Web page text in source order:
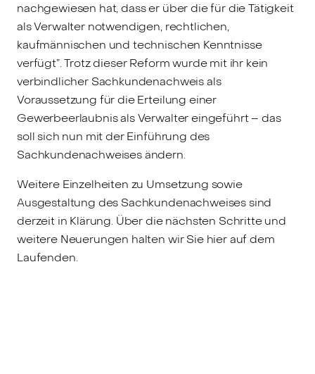
nachgewiesen hat, dass er über die für die Tätigkeit
als Verwalter notwendigen, rechtlichen,
kaufmännischen und technischen Kenntnisse
verfügt”. Trotz dieser Reform wurde mit ihr kein
verbindlicher Sachkundenachweis als
Voraussetzung für die Erteilung einer
Gewerbeerlaubnis als Verwalter eingeführt – das
soll sich nun mit der Einführung des
Sachkundenachweises ändern.
Weitere Einzelheiten zu Umsetzung sowie
Ausgestaltung des Sachkundenachweises sind
derzeit in Klärung. Über die nächsten Schritte und
weitere Neuerungen halten wir Sie hier auf dem
Laufenden.